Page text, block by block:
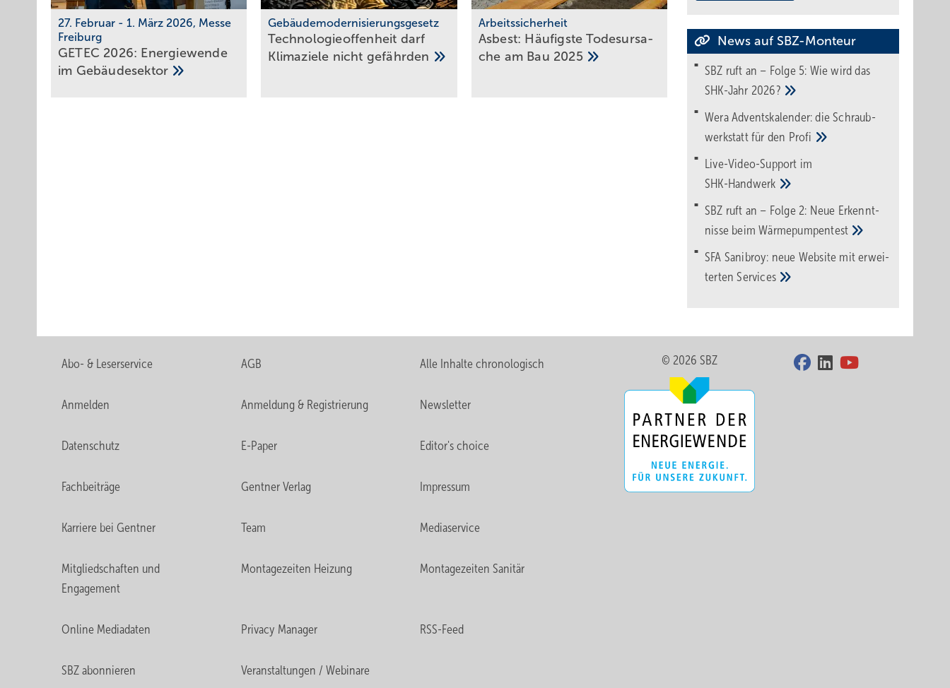
27. Februar - 1. März 2026, Messe
Freiburg
GETEC 2026: En­er­gie­wen­de
im Ge­bäu­de­sek­tor
Gebäudemodernisierungsgesetz
Technologieoffenheit darf
Klimaziele nicht gefährden
Arbeitssicherheit
Asbest: Häu­figs­te To­des­ur­sa­
che am Bau 2025
News auf SBZ-Monteur
SBZ ruft an – Folge 5: Wie wird das
SHK-Jahr 2026?
Wera Adventskalender: die Schraub­
werk­statt für den Pro­fi
Live-Video-Support im
SHK-Handwerk
SBZ ruft an – Folge 2: Neue Erkennt­
nisse beimWärme­pumpen­test
SFA Sanibroy: neue Web­site mit erwei­
tertenServices
Abo- & Leserservice AGB Alle Inhalte chronologisch
Anmelden Anmeldung & Registrierung Newsletter
Datenschutz E-Paper Editor's choice
Fachbeiträge Gentner Verlag Impressum
Karriere bei Gentner Team Mediaservice
Mitgliedschaften und
Engagement
Montagezeiten Heizung Montagezeiten Sanitär
Online Mediadaten Privacy Manager RSS-Feed
SBZ abonnieren Veranstaltungen / Webinare
© 2026 SBZ